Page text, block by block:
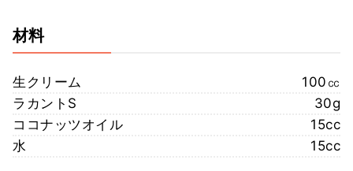
材料
生クリーム
100㏄
ラカントS
30g
ココナッツオイル
15cc
水
15cc